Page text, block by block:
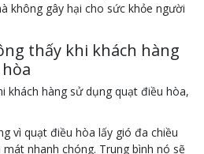
không gây hại cho sức khỏe người
thấy khi khách hàng
khách hàng sử dụng quạt điều hòa,
vì quạt điều hòa lấy gió đa chiều
nhanh chóng. Trung bình nó sẽ